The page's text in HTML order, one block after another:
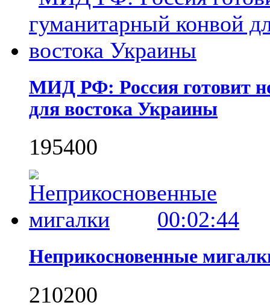
МИД РФ: Россия готовит
для востока Украины
195400
00:02:44
Неприкоcновенные
210200